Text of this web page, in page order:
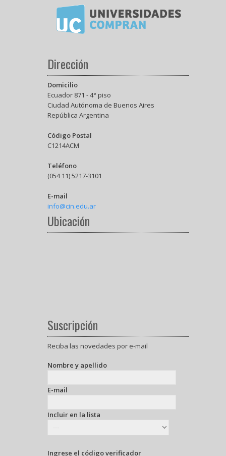
Dirección
Domicilio
Ecuador 871 - 4° piso
Ciudad Autónoma de Buenos Aires
República Argentina
Código Postal
C1214ACM
Teléfono
(054 11) 5217-3101
E-mail
info@cin.edu.ar
Ubicación
Suscripción
Reciba las novedades por e-mail
Nombre y apellido
E-mail
Incluir en la lista
Ingrese el código verificador